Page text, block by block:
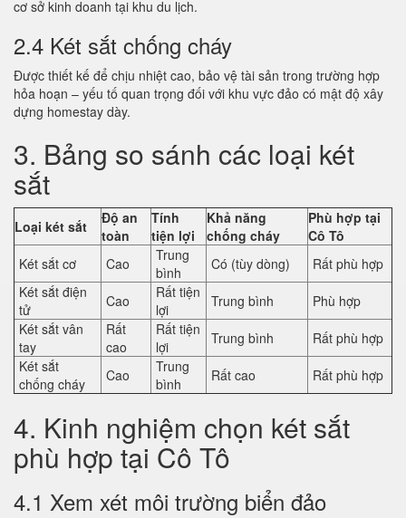
cơ sở kinh doanh tại khu du lịch.
2.4 Két sắt chống cháy
Được thiết kế để chịu nhiệt cao, bảo vệ tài sản trong trường hợp
hỏa hoạn – yếu tố quan trọng đối với khu vực đảo có mật độ xây
dựng homestay dày.
3. Bảng so sánh các loại két
sắt
Loại két sắt
Độ an
toàn
Tính
tiện lợi
Khả năng
chống cháy
Phù hợp tại
Cô Tô
Két sắt cơ
Cao
Trung
bình
Có (tùy dòng)
Rất phù hợp
Két sắt điện
tử
Cao
Rất tiện
lợi
Trung bình
Phù hợp
Két sắt vân
tay
Rất
cao
Rất tiện
lợi
Trung bình
Rất phù hợp
Két sắt
chống cháy
Cao
Trung
bình
Rất cao Rất phù hợp
4. Kinh nghiệm chọn két sắt
phù hợp tại Cô Tô
4.1 Xem xét môi trường biển đảo